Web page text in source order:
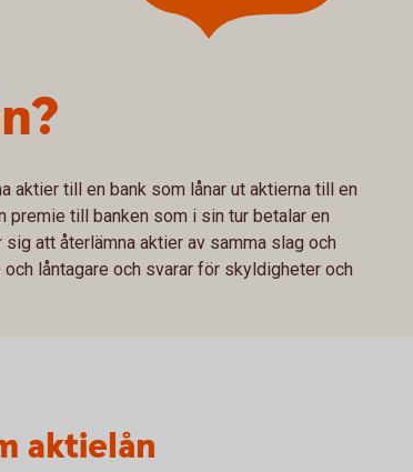
aktier till en bank som lånar ut aktierna till en
premie till banken som i sin tur betalar en
att återlämna aktier av samma slag och
låntagare och svarar för skyldigheter och
aktielån